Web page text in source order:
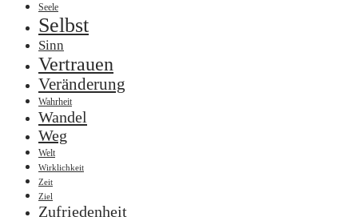
Seele
Selbst
Sinn
Vertrauen
Veränderung
Wahrheit
Wandel
Weg
Welt
Wirklichkeit
Zeit
Ziel
Zufriedenheit